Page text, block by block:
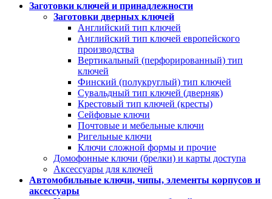
Заготовки ключей и принадлежности
Заготовки дверных ключей
Английский тип ключей
Английский тип ключей европейского
производства
Вертикальный (перфорированный) тип
ключей
Финский (полукруглый) тип ключей
Сувальдный тип ключей (дверняк)
Крестовый тип ключей (кресты)
Сейфовые ключи
Почтовые и мебельные ключи
Ригельные ключи
Ключи сложной формы и прочие
Домофонные ключи (брелки) и карты доступа
Аксессуары для ключей
Автомобильные ключи, чипы, элементы корпусов и
аксессуары